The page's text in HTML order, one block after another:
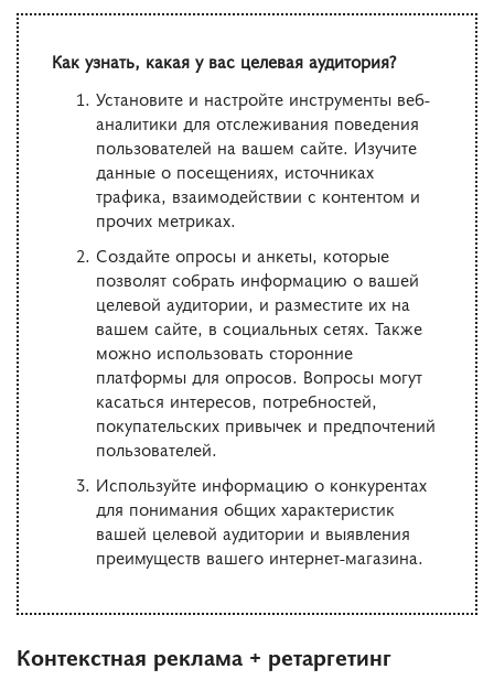
Как узнать, какая у вас целевая аудитория?
Установите и настройте инструменты веб-
аналитики для отслеживания поведения
пользователей на вашем сайте. Изучите
данные о посещениях, источниках
трафика, взаимодействии с контентом и
прочих метриках.
Создайте опросы и анкеты, которые
позволят собрать информацию о вашей
целевой аудитории, и разместите их на
вашем сайте, в социальных сетях. Также
можно использовать сторонние
платформы для опросов. Вопросы могут
касаться интересов, потребностей,
покупательских привычек и предпочтений
пользователей.
Используйте информацию о конкурентах
для понимания общих характеристик
вашей целевой аудитории и выявления
преимуществ вашего интернет-магазина.
Контекстная реклама + ретаргетинг